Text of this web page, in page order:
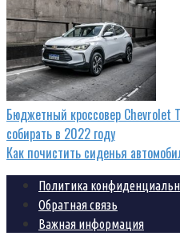
Бюджетный кроссовер Chevrolet
собирать в 2022 году
Как почистить сиденья
Политика
Обратная связь
Важная информация